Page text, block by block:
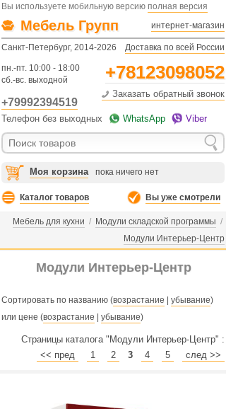
Вы используете мобильную версию полная версия
Мебель Групп интернет-магазин
Санкт-Петербург, 2014-2026 Доставка по всей России
пн.-пт. 10:00 - 18:00
сб.-вс. выходной
+78123098052
+79992394519
Заказать обратный звонок
Телефон без выходных WhatsApp Viber
Моя корзина пока ничего нет
Каталог товаров Вы уже смотрели
Мебель для кухни / Модули складской программы /
Модули Интерьер-Центр
Модули Интерьер-Центр
Сортировать по названию (возрастание убывание)
или цене (возрастание убывание)
Страницы каталога "Модули Интерьер-Центр" :
<< пред
1 2 3 4 5 след >>